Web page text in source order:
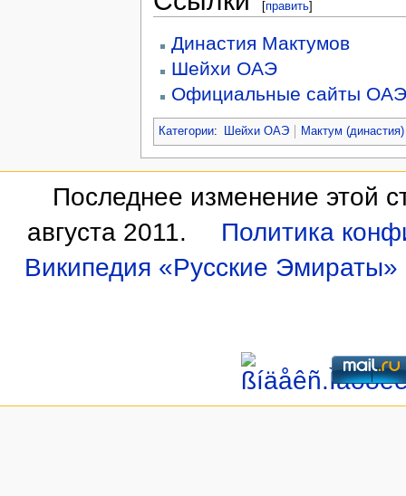
[править]
Династия Мактумов
Шейхи ОАЭ
Официальные сайты ОАЭ
Категории: Шейхи ОАЭ Мактум (династия)
Последнее изменение этой
августа 2011.
Политика
Википедия «Русские Эмираты»